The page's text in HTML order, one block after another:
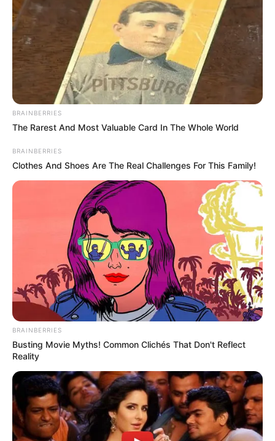
BRAINBERRIES
The Rarest And Most Valuable Card In The Whole World
BRAINBERRIES
Clothes And Shoes Are The Real Challenges For This Family!
BRAINBERRIES
Busting Movie Myths! Common Clichés That Don't Reflect
Reality